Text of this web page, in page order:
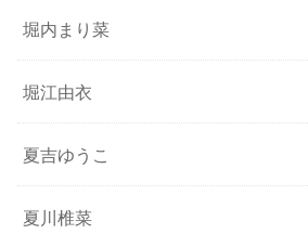
堀内まり菜
堀江由衣
夏吉ゆうこ
夏川椎菜